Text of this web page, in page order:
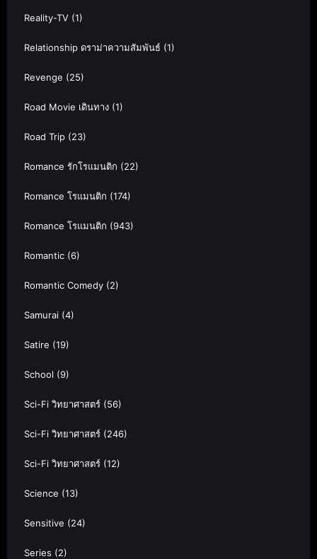
Reality-TV (1)
Relationship ดราม่าความสัมพันธ์ (1)
Revenge (25)
Road Movie เดินทาง (1)
Road Trip (23)
Romance รักโรแมนติก (22)
Romance โรแมนติก (174)
Romance โรแมนติก (943)
Romantic (6)
Romantic Comedy (2)
Samurai (4)
Satire (19)
School (9)
Sci-Fi วิทยาศาสตร์ (56)
Sci-Fi วิทยาศาสตร์ (246)
Sci-Fi วิทยาศาสตร์ (12)
Science (13)
Sensitive (24)
Series (2)